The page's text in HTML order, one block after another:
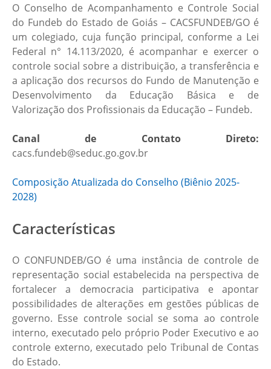
O Conselho de Acompanhamento e Controle Social
do Fundeb do Estado de Goiás – CACSFUNDEB/GO é
um colegiado, cuja função principal, conforme a Lei
Federal n° 14.113/2020, é acompanhar e exercer o
controle social sobre a distribuição, a transferência e
a aplicação dos recursos do Fundo de Manutenção e
Desenvolvimento da Educação Básica e de
Valorização dos Profissionais da Educação – Fundeb.
Canal de Contato Direto:
cacs.fundeb@seduc.go.gov.br
Composição Atualizada do Conselho (Biênio 2025-
2028)
Características
O CONFUNDEB/GO é uma instância de controle de
representação social estabelecida na perspectiva de
fortalecer a democracia participativa e apontar
possibilidades de alterações em gestões públicas de
governo. Esse controle social se soma ao controle
interno, executado pelo próprio Poder Executivo e ao
controle externo, executado pelo Tribunal de Contas
do Estado.